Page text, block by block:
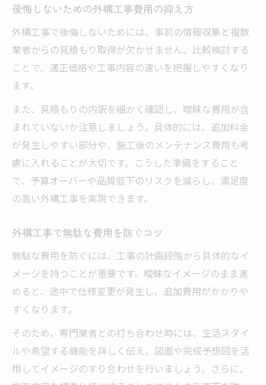
後悔しないための外構工事費用の抑え方
外構工事で後悔しないためには、事前の情報収集と複数
業者からの見積もり取得が欠かせません。比較検討する
ことで、適正価格や工事内容の違いを把握しやすくなり
ます。
また、見積もりの内訳を細かく確認し、曖昧な費用が含
まれていないか注意しましょう。具体的には、追加料金
が発生しやすい部分や、施工後のメンテナンス費用も考
慮に入れることが大切です。こうした準備をすること
で、予算オーバーや品質低下のリスクを減らし、満足度
の高い外構工事を実現できます。
外構工事で無駄な費用を防ぐコツ
無駄な費用を防ぐには、工事の計画段階から具体的なイ
メージを持つことが重要です。曖昧なイメージのまま進
めると、途中で仕様変更が発生し、追加費用がかかりや
すくなります。
そのため、専門業者との打ち合わせ時には、生活スタイ
ルや希望する機能を詳しく伝え、図面や完成予想図を活
用してイメージのすり合わせを行いましょう。さらに、